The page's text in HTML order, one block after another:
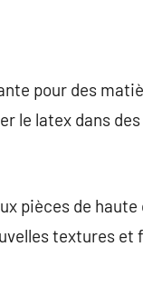
pour des
le latex dans des
pièces de
textures et